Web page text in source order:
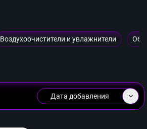
Воздухоочистители и увлажнители
Дата добавления